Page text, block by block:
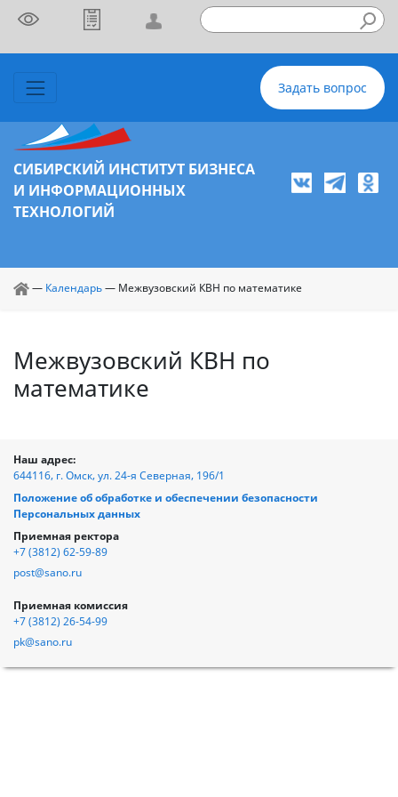
Задать вопрос
СИБИРСКИЙ ИНСТИТУТ БИЗНЕСА
И ИНФОРМАЦИОННЫХ
ТЕХНОЛОГИЙ
— Календарь— Межвузовский КВН по математике
Межвузовский КВН по
математике
Наш адрес:
644116, г. Омск, ул. 24-я Северная, 196/1
Положение об обработке и обеспечении безопасности
Персональных данных
Приемная ректора
+7 (3812) 62-59-89
post@sano.ru
Приемная комиссия
+7 (3812) 26-54-99
pk@sano.ru